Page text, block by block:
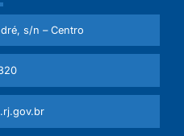
s/n – Centro